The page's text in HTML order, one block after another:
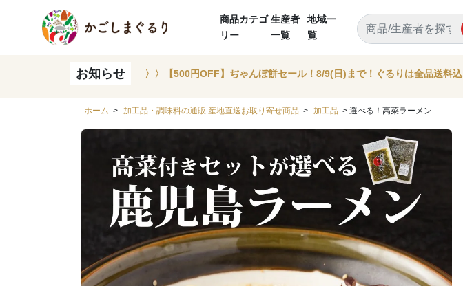
商品カテゴ
リー
生産者
一覧
地域一
覧
お知らせ 〉〉 【500円OFF】ぢゃんぼ餅セール！8/9(日)まで！ぐるりは全品送料込
ホーム > 加工品・調味料の通販 産地直送お取り寄せ商品 > 加工品 > 選べる！高菜ラーメン